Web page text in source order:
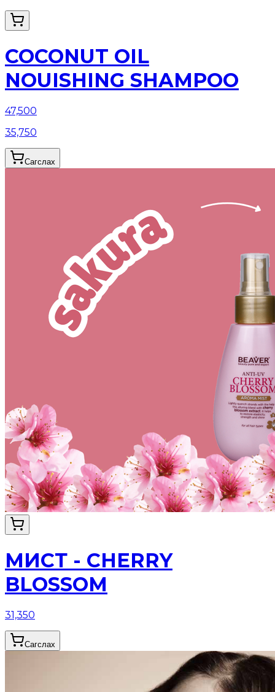
COCONUT OIL
NOUISHING SHAMPOO
47,500
35,750
Сагслах
МИСТ - CHERRY
BLOSSOM
31,350
Сагслах